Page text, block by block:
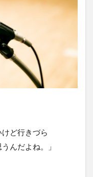
けど行きづら
んだよね。」